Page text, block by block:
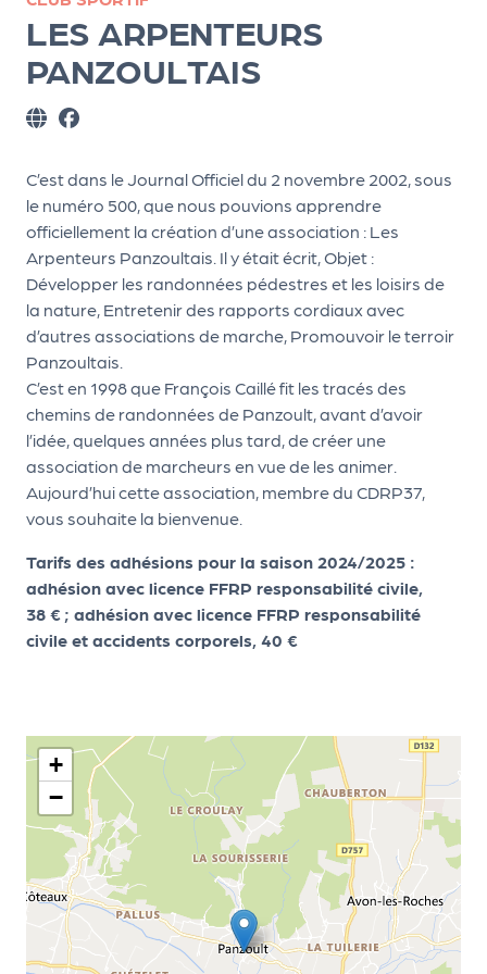
LES ARPENTEURS
PANZOULTAIS
C’est dans le Journal Officiel du 2 novembre 2002, sous
le numéro 500, que nous pouvions apprendre
officiellement la création d’une association : Les
Arpenteurs Panzoultais. Il y était écrit, Objet :
Développer les randonnées pédestres et les loisirs de
la nature, Entretenir des rapports cordiaux avec
d’autres associations de marche, Promouvoir le terroir
Panzoultais.
C’est en 1998 que François Caillé fit les tracés des
chemins de randonnées de Panzoult, avant d’avoir
l’idée, quelques années plus tard, de créer une
association de marcheurs en vue de les animer.
Aujourd’hui cette association, membre du CDRP37,
vous souhaite la bienvenue.
Tarifs des adhésions pour la saison 2024/2025 :
adhésion avec licence FFRP responsabilité civile,
38 € ; adhésion avec licence FFRP responsabilité
civile et accidents corporels, 40 €
+
−
ns
PR
O
G!
PR
O
G!
Le
Ma
g
Sui
vr
e
le
PR
O
G!
N
rvi
ce
s
L
e